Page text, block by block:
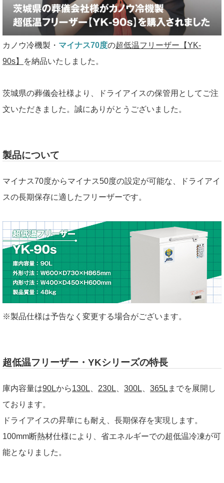
カノウ冷機製・ マイナス70度の超低温フリーザー【YK-
90s】
を納品いたしました。
茨城県の葬儀会社様より、ドライアイスの保管用としてご注
文いただきました。誠にありがとうございました。
製品について
マイナス70度からマイナス50度の設定が可能な、ドライアイ
スの長期保存に適したフリーザーです。
※製品仕様は予告なく変更する場合がございます。
超低温フリーザー・YKシリーズの特長
庫内容量は90Lから130L、 230L、 300L、 365Lまでを展開し
ております。
ドライアイスの昇華にも耐え、長期保存を実現します。
100mm断熱材仕様により、省エネルギーでの超低温冷凍が可
能となりました。